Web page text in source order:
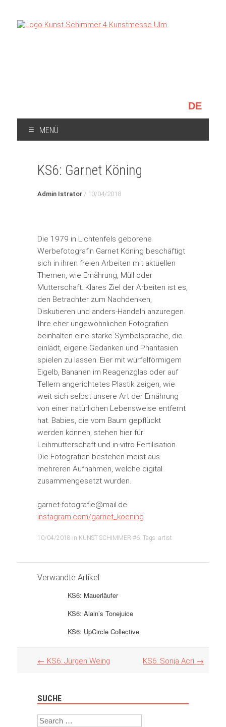
Sprache
auswählen
MENÜ
SPRINGEN
KS6: Garnet Köning
Admin Istrator/ 10/04/2018
Die 1979 in Lichtenfels geborene
Werbefotografin Garnet Köning beschäftigt
sich in ihren freien Arbeiten mit aktuellen
Themen, wie Ernährung, Müll oder
Mutterschaft. Klares Ziel der Arbeiten ist es,
den Betrachter zum Nachdenken,
Diskutieren und anders-Handeln anzuregen.
Ihre eher ungewöhnlichen Fotografien
beinhalten eine starke Symbolsprache, die
einlädt, eigene Gedanken und Phantasien
spielen zu lassen. Eier mit würfelförmigem
Eigelb, Bananen im Reagenzglas oder auf
Tellern angerichtetes Plastik zeigen, wie
weit sich selbst unsere Art der Ernährung
von einer natürlichen Lebensweise entfernt
hat. Babies, die vom Baum gepflückt
werden können, stehen hier für
Leihmutterschaft und in-vitro Fertilisation.
Die Fotografien bestehen meist aus
mehreren Aufnahmen, welche digital
zusammengesetzt wurden.
garnet-fotografie@mail.de
instagram.com/garnet_koening
10/04/2018 in KUNST SCHIMMER #6. Tags: artist
Verwandte Artikel
KS6: Mauerläufer
KS6: Alain’s Tonejuice
KS6: UpCircle Collective
Artikel
← KS6: Jürgen Weing KS6: Sonja Acri →
SUCHE
Search